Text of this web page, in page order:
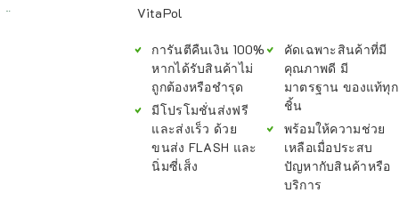
VitaPol
การันตีคืนเงิน 100%
หากได้รับสินค้าไม่
ถูกต้องหรือชำรุด
มีโปรโมชั่นส่งฟรี
และส่งเร็ว ด้วย
ขนส่ง FLASH และ
นิ่มซี่เส็ง
คัดเฉพาะสินค้าที่มี
คุณภาพดี มี
มาตรฐาน ของแท้ทุก
ชิ้น
พร้อมให้ความช่วย
เหลือเมื่อประสบ
ปัญหากับสินค้าหรือ
บริการ